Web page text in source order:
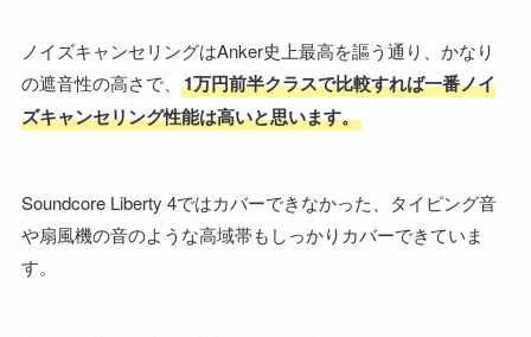
ノイズキャンセリングはAnker史上最高を謳う通り、かなり
の遮音性の高さで、 1万円前半クラスで比較すれば一番ノイ
ズキャンセリング性能は高いと思います。
Soundcore Liberty 4ではカバーできなかった、タイピング音
や扇風機の音のような高域帯もしっかりカバーできていま
す。